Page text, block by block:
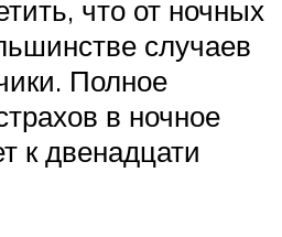
что от ночных
случаев
Полное
в ночное
к двенадцати